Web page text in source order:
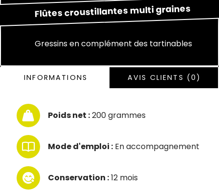
Flûtescroustillantesmultigraines
Gressins en complément des tartinables
INFORMATIONS AVIS CLIENTS (0)
Poids net :200 grammes
Mode d'emploi : En accompagnement
Conservation :12 mois